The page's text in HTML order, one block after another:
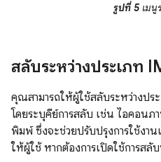
รูปที่ 5 เมนู
สลับระหว่างประเภท
คุณสามารถให้ผู้ใช้สลับระหว่างปร
โดยระบุคีย์การสลับ เช่น ไอคอน
พิมพ์ ซึ่งจะช่วยปรับปรุงการใช้งา
ให้ผู้ใช้ หากต้องการเปิดใช้การส